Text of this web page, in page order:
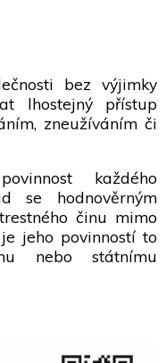
bez výjimky
lhostejný přístup
zneužíváním či
každého
se hodnověrným
činu mimo
jeho povinností to
nebo státnímu